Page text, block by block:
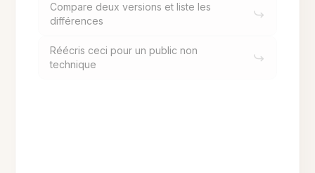
Compare deux versions et liste les
différences
Réécris ceci pour un public non
technique